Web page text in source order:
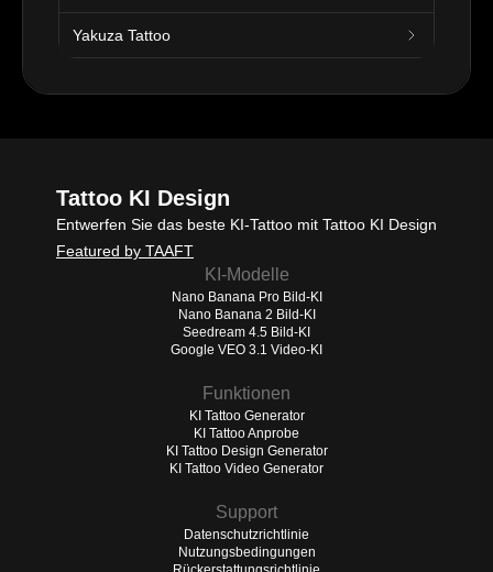
Yakuza Tattoo
Tattoo KI Design
Entwerfen Sie das beste KI-Tattoo mit Tattoo KI Design
Featured by TAAFT
KI-Modelle
Nano Banana Pro Bild-KI
Nano Banana 2 Bild-KI
Seedream 4.5 Bild-KI
Google VEO 3.1 Video-KI
Funktionen
KI Tattoo Generator
KI Tattoo Anprobe
KI Tattoo Design Generator
KI Tattoo Video Generator
Support
Datenschutzrichtlinie
Nutzungsbedingungen